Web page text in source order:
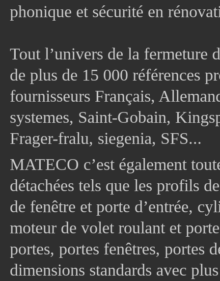
phonique et sécurité en
Tout l’univers de la fermeture
de plus de 15 000 références
fournisseurs Français,
systemes, Saint-Gobain,
Frager-fralu, siegenia, SFS...
MATECO c’est également
détachées tels que les profils
de fenêtre et porte d’entrée,
moteur de volet roulant et
portes, portes fenêtres, portes
dimensions standards avec